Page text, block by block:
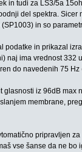
in tudi za LS3/5a
del spektra.
in so
podatke in prikazal
naj ima vrednost 332
do navedenih 75 Hz
glasnosti iz 96dB
membrane,
pripravljen
vse šanse da ne bo